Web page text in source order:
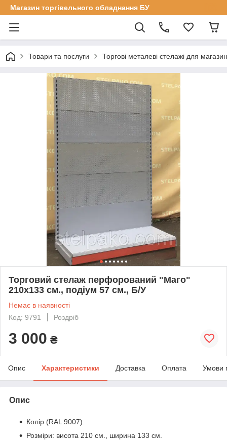
Магазин торгівельного обладнання БУ
Товари та послуги Торгові металеві стелажі для
Торговий стелаж перфорований "Маго"
210х133 см., подіум 57 см., Б/У
Немає в наявності
Код: 9791
Роздріб
3 000 ₴
Опис Характеристики Доставка Оплата Умови
Опис
Колір (RAL 9007).
Розміри: висота 210 см., ширина 133 см.